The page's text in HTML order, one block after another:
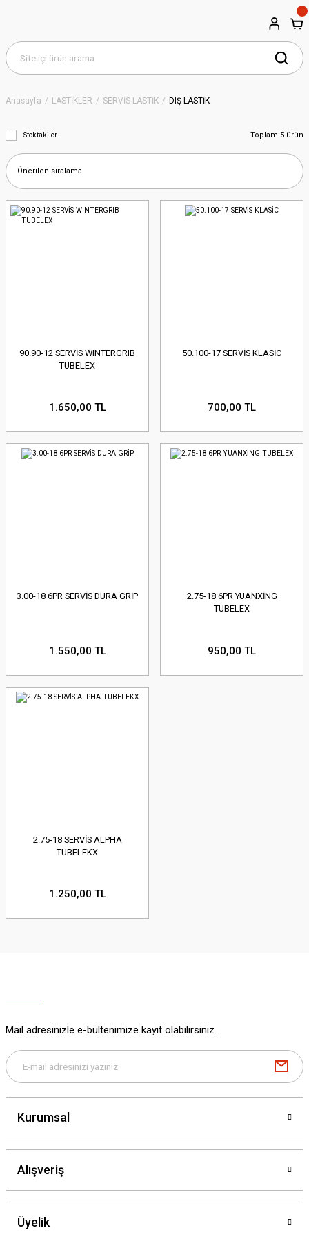
Anasayfa LASTİKLER SERVİS LASTİK DIŞ LASTİK
Stoktakiler Toplam 5 ürün
90.90-12 SERVİS WINTERGRIB
TUBELEX
1.650,00 TL
50.100-17 SERVİS KLASİC
700,00 TL
3.00-18 6PR SERVİS DURA GRİP
1.550,00 TL
2.75-18 6PR YUANXİNG
TUBELEX
950,00 TL
2.75-18 SERVİS ALPHA
TUBELEKX
1.250,00 TL
Mail adresinizle e-bültenimize kayıt olabilirsiniz.
Kurumsal
Alışveriş
Üyelik